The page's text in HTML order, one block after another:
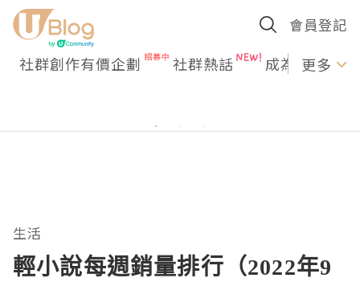
會員登記
社群創作有價企劃 社群熱話 成為U更多
生活
輕小說每週銷量排行（2022年9